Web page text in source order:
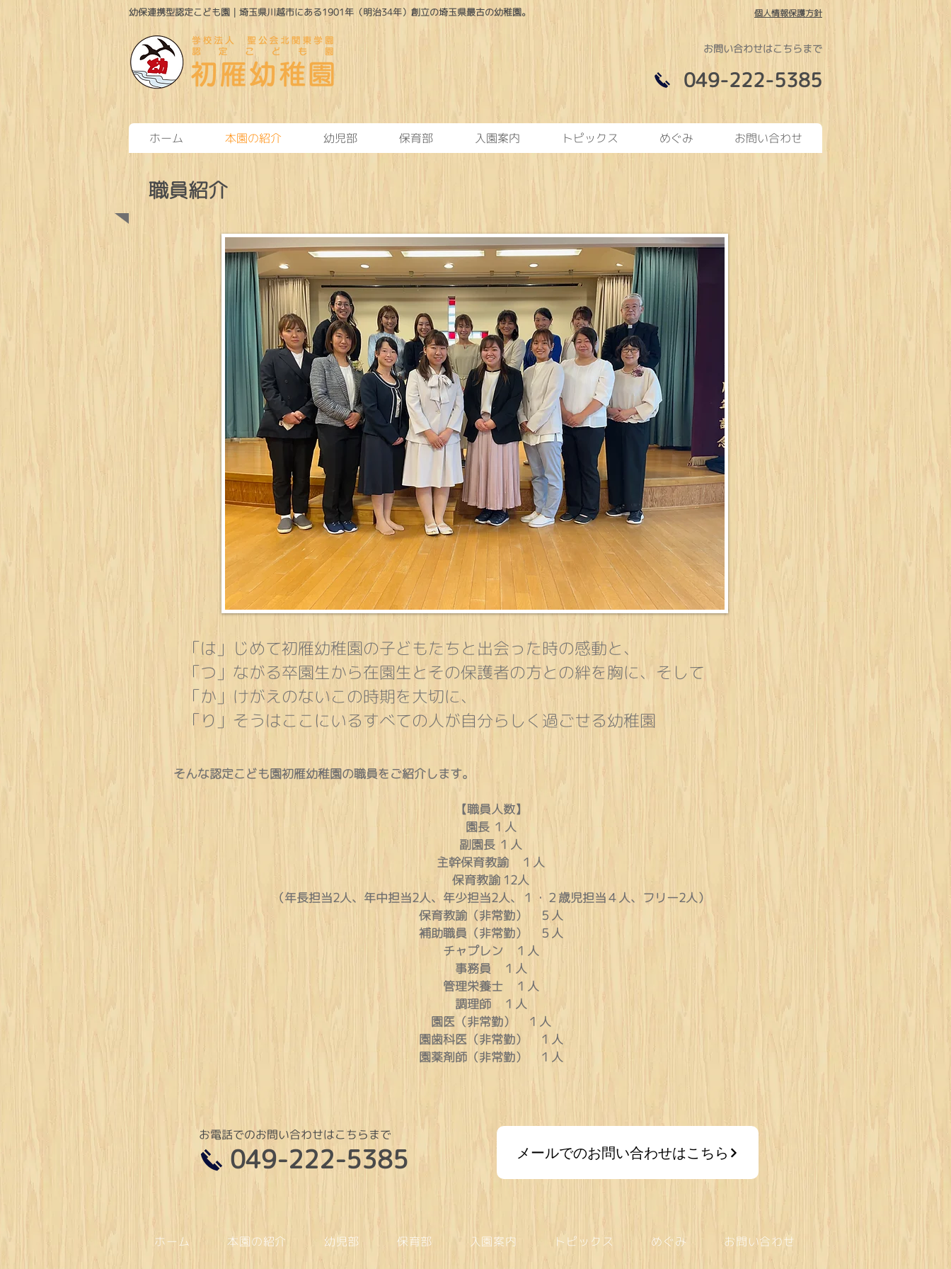
幼保連携型認定こども園｜埼玉県川越市にある1901年（明治34年）創立の埼玉県最古の幼稚園。 個人情報保護方針
お問い合わせはこちらまで
049-222-5385
ホーム 本園の紹介 幼児部 保育部 入園案内 トピックス めぐみ お問い合わせ
職員紹介
「は」じめて初雁幼稚園の子どもたちと出会った時の感動と、
「つ」ながる卒園生から在園生とその保護者の方との絆を胸に、そして
「か」けがえのないこの時期を大切に、
「り」そうはここにいるすべての人が自分らしく過ごせる幼稚園
そんな認定こども園初雁幼稚園の職員をご紹介します。
【職員人数】
園長 １人
副園長 １人
主幹保育教諭 １人
保育教諭 12人
（年長担当2人、年中担当2人、年少担当2人、１ ・２ 歳児担当４人、フリー2人）
保育教諭（非常勤） ５人
補助職員（非常勤） ５ 人
チャプレン １人
事務員 １人
管理栄養士 １人
調理師 １人
園医（非常勤） １人
園歯科医（非常勤） １人
園薬剤師（非常勤） １人
お電話でのお問い合わせはこちらまで
049-222-5385 メールでのお問い合わせはこちら
ホーム 本園の紹介 幼児部 保育部 入園案内 トピックス めぐみ お問い合わせ